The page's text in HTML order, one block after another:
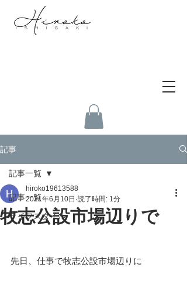
記事
記事一覧
ライフスタイル
記事一覧
牧志公設市場辺りで
hiroko19613588
2021年6月10日 読了時間: 1分
先日、仕事で牧志公設市場辺りに